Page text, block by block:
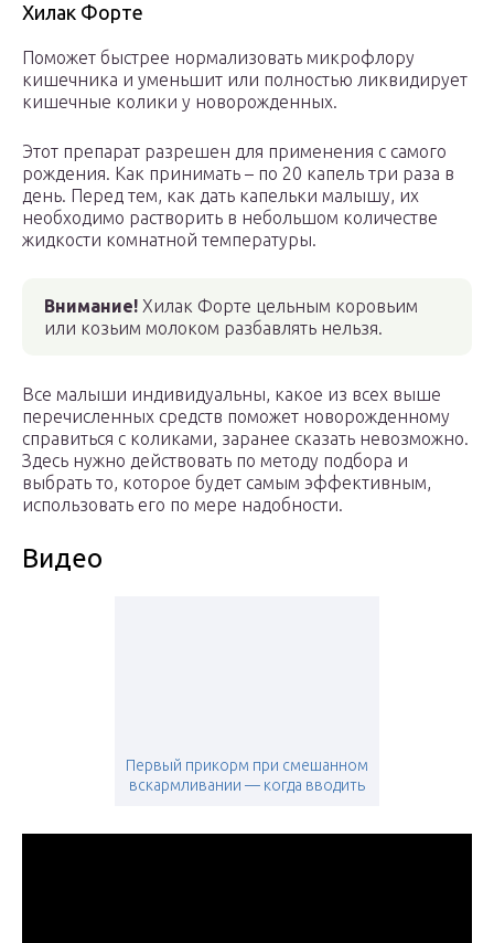
Хилак Форте
Поможет быстрее нормализовать микрофлору
кишечника и уменьшит или полностью ликвидирует
кишечные колики у новорожденных.
Этот препарат разрешен для применения с самого
рождения. Как принимать – по 20 капель три раза в
день. Перед тем, как дать капельки малышу, их
необходимо растворить в небольшом количестве
жидкости комнатной температуры.
Внимание! Хилак Форте цельным коровьим
или козьим молоком разбавлять нельзя.
Все малыши индивидуальны, какое из всех выше
перечисленных средств поможет новорожденному
справиться с коликами, заранее сказать невозможно.
Здесь нужно действовать по методу подбора и
выбрать то, которое будет самым эффективным,
использовать его по мере надобности.
Видео
Первый прикорм при смешанном
вскармливании — когда вводить